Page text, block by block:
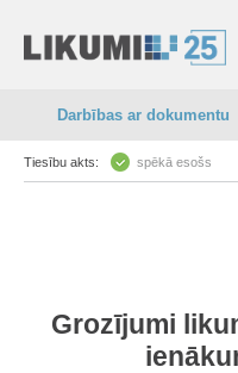
Darbības ar dokumentu
Tiesību akts: spēkā esošs
Grozījumi